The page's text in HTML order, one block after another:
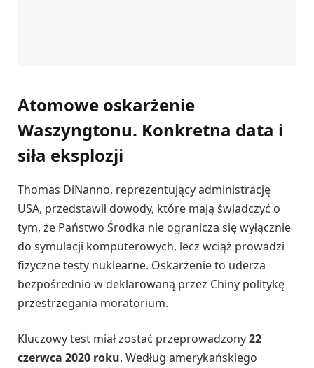
Atomowe oskarżenie
Waszyngtonu. Konkretna data i
siła eksplozji
Thomas DiNanno, reprezentujący administrację
USA, przedstawił dowody, które mają świadczyć o
tym, że Państwo Środka nie ogranicza się wyłącznie
do symulacji komputerowych, lecz wciąż prowadzi
fizyczne testy nuklearne. Oskarżenie to uderza
bezpośrednio w deklarowaną przez Chiny politykę
przestrzegania moratorium.
Kluczowy test miał zostać przeprowadzony22
czerwca 2020 roku. Według amerykańskiego